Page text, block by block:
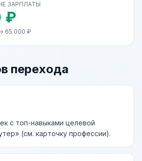
ЗАРПЛАТЫ
₽
65 000 ₽
перехода
с топ-навыками целевой
(см. карточку профессии).